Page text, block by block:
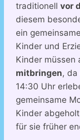
traditionell vor
diesem
ein
Kinder und
Kinder müssen
mitbringen, da
14:30 Uhr
gemeinsame
Kinder
für sie früher